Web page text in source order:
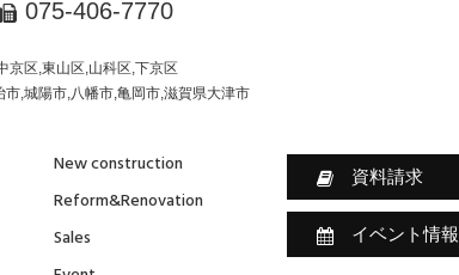
075-406-7770
京区,東山区,山科区,下京区
,城陽市,八幡市,亀岡市,滋賀県大津市
New construction
Reform&Renovation
Sales
資料請求
イベント情報